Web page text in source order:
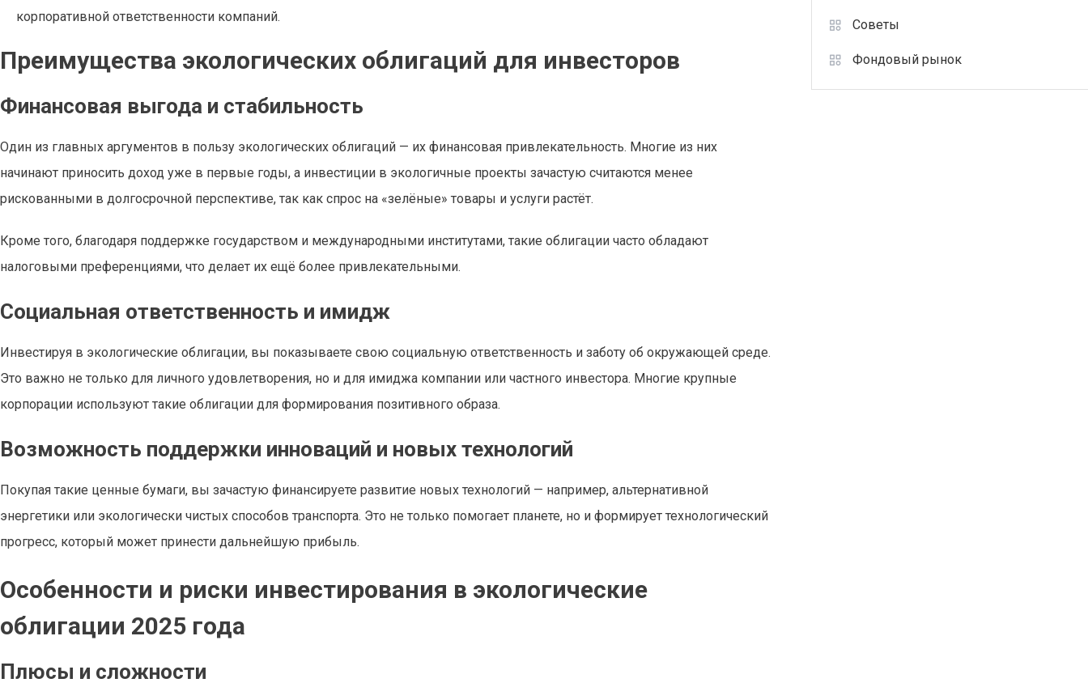
корпоративной ответственности компаний.
Преимущества экологических облигаций для инвесторов
Финансовая выгода и стабильность
Один из главных аргументов в пользу экологических облигаций — их финансовая привлекательность. Многие из них
начинают приносить доход уже в первые годы, а инвестиции в экологичные проекты зачастую считаются менее
рискованными в долгосрочной перспективе, так как спрос на «зелёные» товары и услуги растёт.
Кроме того, благодаря поддержке государством и международными институтами, такие облигации часто обладают
налоговыми преференциями, что делает их ещё более привлекательными.
Социальная ответственность и имидж
Инвестируя в экологические облигации, вы показываете свою социальную ответственность и заботу об окружающей среде.
Это важно не только для личного удовлетворения, но и для имиджа компании или частного инвестора. Многие крупные
корпорации используют такие облигации для формирования позитивного образа.
Возможность поддержки инноваций и новых технологий
Покупая такие ценные бумаги, вы зачастую финансируете развитие новых технологий — например, альтернативной
энергетики или экологически чистых способов транспорта. Это не только помогает планете, но и формирует технологический
прогресс, который может принести дальнейшую прибыль.
Особенности и риски инвестирования в экологические
облигации 2025 года
Плюсы и сложности
Советы
Фондовый рынок